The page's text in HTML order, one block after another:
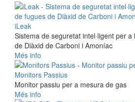
iLeak
Sistema de seguretat intel·ligent per
de Diàxid de Carboni i Amoníac
Més info
Monitors Passius
Monitor passiu per a mesura de gas
Més info